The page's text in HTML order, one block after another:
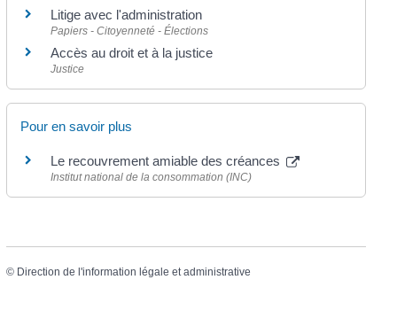
Litige avec l'administration
Papiers - Citoyenneté - Élections
Accès au droit et à la justice
Justice
Pour en savoir plus
Le recouvrement amiable des créances
Institut national de la consommation (INC)
© Direction de l'information légale et administrative